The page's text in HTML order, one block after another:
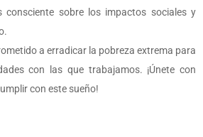
consciente sobre los impactos sociales y
a erradicar la pobreza extrema para
con las que trabajamos. ¡Únete con
con este sueño!